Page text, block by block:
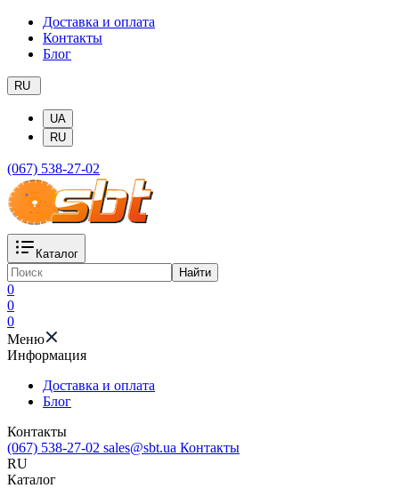
Доставка и оплата
Контакты
Блог
RU
UA
RU
(067) 538-27-02
Каталог
Найти
0
0
0
Меню
Информация
Доставка и оплата
Блог
Контакты
(067) 538-27-02 sales@sbt.ua Контакты
RU
Каталог